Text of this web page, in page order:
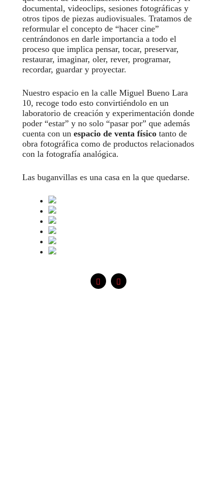
documental, videoclips, sesiones fotográficas y
otros tipos de piezas audiovisuales. Tratamos de
reformular el concepto de “hacer cine”
centrándonos en darle importancia a todo el
proceso que implica pensar, tocar, preservar,
restaurar, imaginar, oler, rever, programar,
recordar, guardar y proyectar.
Nuestro espacio en la calle Miguel Bueno Lara
10, recoge todo esto convirtiéndolo en un
laboratorio de creación y experimentación donde
poder “estar” y no solo “pasar por” que además
cuenta con un espacio de venta físico tanto de
obra fotográfica como de productos relacionados
con la fotografía analógica.
Las buganvillas es una casa en la que quedarse.